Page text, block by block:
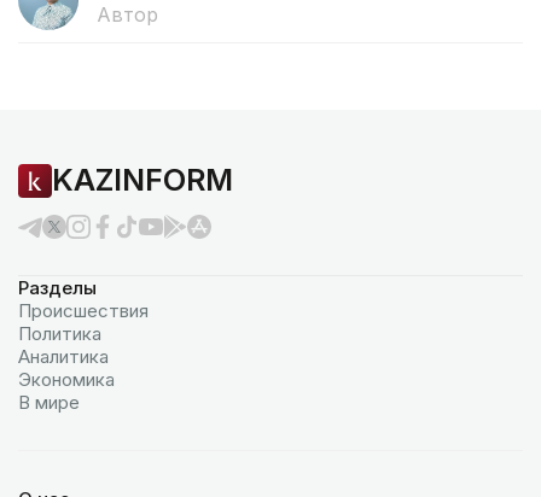
Автор
KAZINFORM
Разделы
Происшествия
Политика
Аналитика
Экономика
В мире